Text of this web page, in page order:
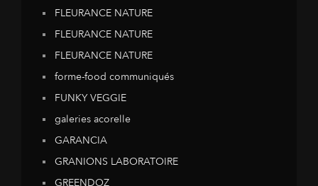
FLEURANCE NATURE
FLEURANCE NATURE
FLEURANCE NATURE
forme-food communiqués
FUNKY VEGGIE
galeries acorelle
GARANCIA
GRANIONS LABORATOIRE
GREENDOZ